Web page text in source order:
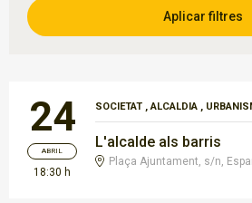
24
ABRIL
18:30 h
SOCIETAT ,ALCALDIA ,
L'alcalde als barris
Plaça Ajuntament, s/n,